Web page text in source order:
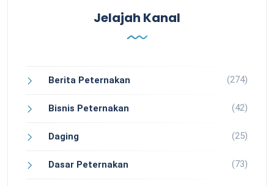
Jelajah Kanal
Berita Peternakan (274)
Bisnis Peternakan (42)
Daging (25)
Dasar Peternakan (73)